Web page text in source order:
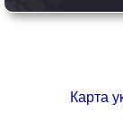
Карта